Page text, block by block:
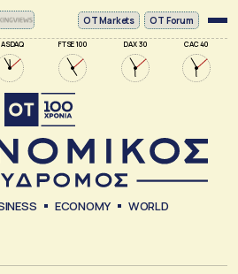
FTSE 100 DAX 30 CAC 40
ΟΤ Markets OT Forum
ECONOMY WORLD